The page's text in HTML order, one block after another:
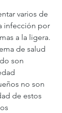
varios de
infección por
a la ligera.
de salud
son
no son
de estos